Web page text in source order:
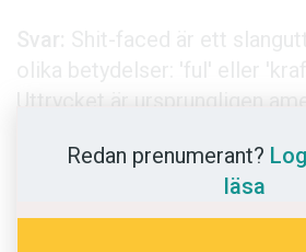
Podden
Anmäl till språkpolisen
Uttrycket är ursprungligen
Allen Ginsbergs diktsamling
1961, men det förekommer
slanglexikon, som ett
Redan prenumerant?
läsa